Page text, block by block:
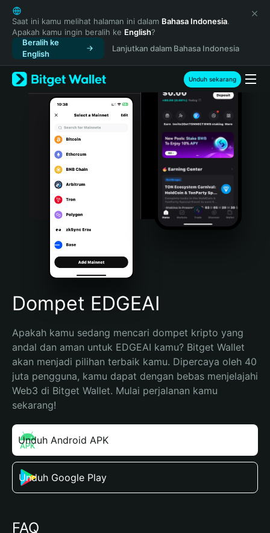
English
日本語
Tiếng Việt
Русский
Español (Latinoamérica)
Türkçe
Italiano
Português (Portugal)
Bahasa Indonesia
Português (Brasil)
Español (Argentina)
Saat ini kamu melihat halaman ini dalam Bahasa Indonesia.
Apakah kamu ingin beralih ke English?
Beralih ke
English
Lanjutkan dalam Bahasa Indonesia
Unduh sekarang
Dompet EDGEAI
Apakah kamu sedang mencari dompet kripto yang
andal dan aman untuk EDGEAI kamu? Bitget Wallet
akan menjadi pilihan terbaik kamu. Dipercaya oleh 40
juta pengguna, kamu dapat dengan bebas menjelajahi
Web3 di Bitget Wallet. Mulai perjalanan kamu
sekarang!
Unduh Android APK
Unduh Google Play
FAQ